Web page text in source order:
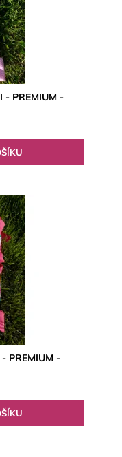
- PREMIUM -
PREMIUM -